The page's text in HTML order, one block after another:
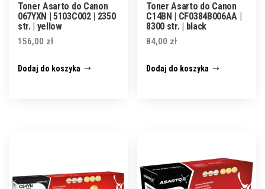
Toner Asarto do Canon
067YXN | 5103C002 | 2350
str. | yellow
156,00 zł
Dodaj do koszyka
Toner Asarto do Canon
C14BN | CF0384B006AA |
8300 str. | black
84,00 zł
Dodaj do koszyka